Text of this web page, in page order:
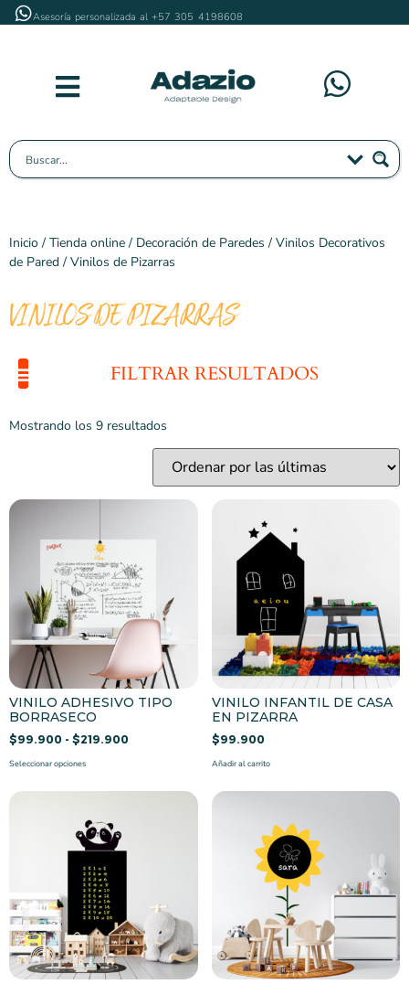
Asesoría personalizada al +57 305 4198608
Inicio/ Tienda online/ Decoración de Paredes / Vinilos Decorativos
de Pared/ Vinilos de Pizarras
VINILOS DE PIZARRAS
FILTRAR RESULTADOS
Mostrando los 9 resultados
VINILO ADHESIVO TIPO
BORRASECO
$99.900 - $219.900
Seleccionar opciones
VINILO INFANTIL DE CASA
EN PIZARRA
$99.900
Añadir al carrito